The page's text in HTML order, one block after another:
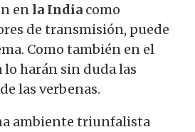
en la India como
de transmisión, puede
Como también en el
lo harán sin duda las
las verbenas.
ambiente triunfalista